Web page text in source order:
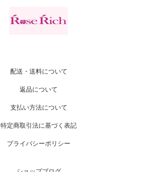
配送・送料について
返品について
支払い方法について
特定商取引法に基づく表記
プライバシーポリシー